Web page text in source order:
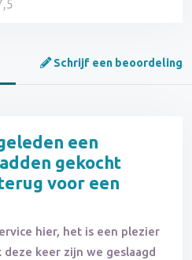
Schrijf een beoordeling
een
gekocht
voor een
hier, het is een plezier
keer zijn we geslaagd